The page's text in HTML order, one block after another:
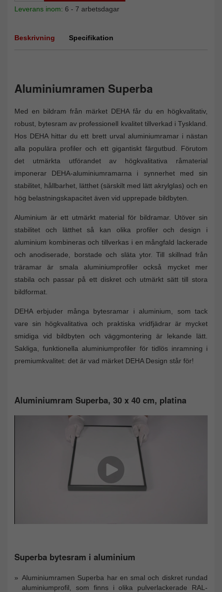
Leverans inom: 6 - 7 arbetsdagar
Beskrivning Specifikation
Aluminiumramen Superba
Med en bildram från märket DEHA får du en högkvalitativ,
robust, bytesram av professionell kvalitet tillverkad i Tyskland.
Hos DEHA hittar du ett brett urval aluminiumramar i nästan
alla populära profiler och ett gigantiskt färgutbud. Förutom
det utmärkta utförandet av högkvalitativa råmaterial
imponerar DEHA-aluminiumramarna i synnerhet med sin
stabilitet, hållbarhet, lätthet (särskilt med lätt akrylglas) och en
hög belastningskapacitet även vid upprepade bildbyten.
Aluminium är ett utmärkt material för bildramar. Utöver sin
stabilitet och lätthet så kan olika profiler och design i
aluminium kombineras och tillverkas i en mångfald lackerade
och anodiserade, borstade och släta ytor. Till skillnad från
träramar är smala aluminiumprofiler också mycket mer
stabila och passar på ett diskret och utmärkt sätt till stora
bildformat.
DEHA erbjuder många bytesramar i aluminium, som tack
vare sin högkvalitativa och praktiska vridfjädrar är mycket
smidiga vid bildbyten och väggmontering är lekande lätt.
Sakliga, funktionella aluminiumprofiler för tidlös inramning i
premiumkvalitet: det är vad märket DEHA Design står för!
Aluminiumram Superba, 30 x 40 cm, platina
Superba bytesram i aluminium
Aluminiumramen Superba har en smal och diskret rundad
aluminiumprofil, som finns i olika pulverlackerade RAL-